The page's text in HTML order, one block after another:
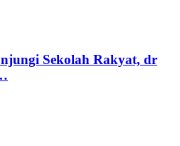
Sekolah Rakyat, dr